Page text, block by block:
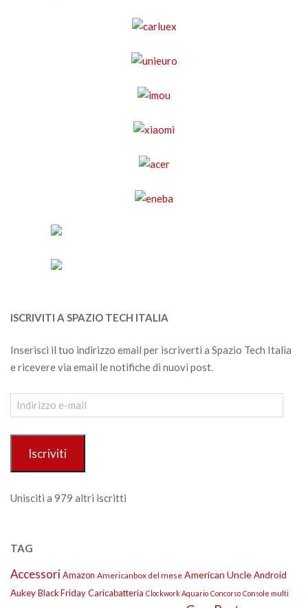
ISCRIVITI A SPAZIO TECH ITALIA
Inserisci il tuo indirizzo email per iscriverti a Spazio Tech Italia
e ricevere via email le notifiche di nuovi post.
Indirizzo
e-
Iscriviti
Unisciti a 979 altri iscritti
TAG
AccessoriAmazon Americanbox del mese American UncleAndroid
AukeyBlack FridayCaricabatteria Clockwork Aquario Concorso Console multi